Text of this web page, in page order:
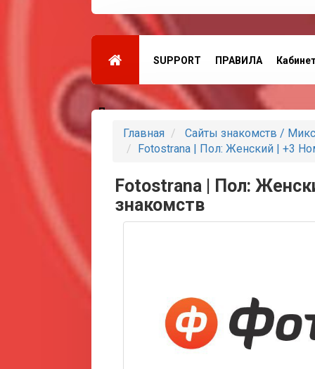
SUPPORT ПРАВИЛА
Партнеры
Главная
Сайты знакомств / Микс
Fotostrana | Пол: Женский | +3
Fotostrana | Пол:
знакомств